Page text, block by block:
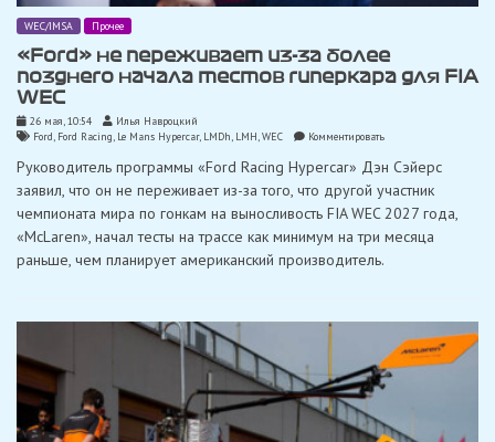
WEC/IMSA Прочее
«Ford» не переживает из-за более
позднего начала тестов гиперкара для FIA
WEC
26 мая, 10:54
Илья Навроцкий
Ford Ford Racing Le Mans Hypercar, LMDh LMH WEC Комментироватьon
не
из-
за
позднего
FIA
Руководитель программы «Ford Racing Hypercar» Дэн Сэйерс
заявил, что он не переживает из-за того, что другой участник
чемпионата мира по гонкам на выносливость FIA WEC 2027 года,
«McLaren», начал тесты на трассе как минимум на три месяца
раньше, чем планирует американский производитель.